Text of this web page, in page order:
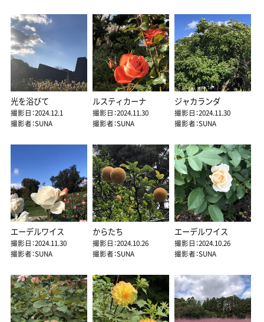
光を浴びて
撮影日：2024.12.1
撮影者：SUNA
ルスティカーナ
撮影日：2024.11.30
撮影者：SUNA
ジャカランダ
撮影日：2024.11.30
撮影者：SUNA
エーデルワイス
撮影日：2024.11.30
撮影者：SUNA
からたち
撮影日：2024.10.26
撮影者：SUNA
エーデルワイス
撮影日：2024.10.26
撮影者：SUNA